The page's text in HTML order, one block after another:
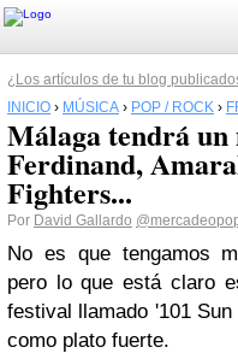
¿Los artículos de tu blog
INICIO › MÚSICA › POP / ROCK ›
Málaga tendrá un
Ferdinand,
Fighters...
Por David Gallardo
No es que tengamos
pero lo que está claro
festival llamado '101
como plato fuerte.